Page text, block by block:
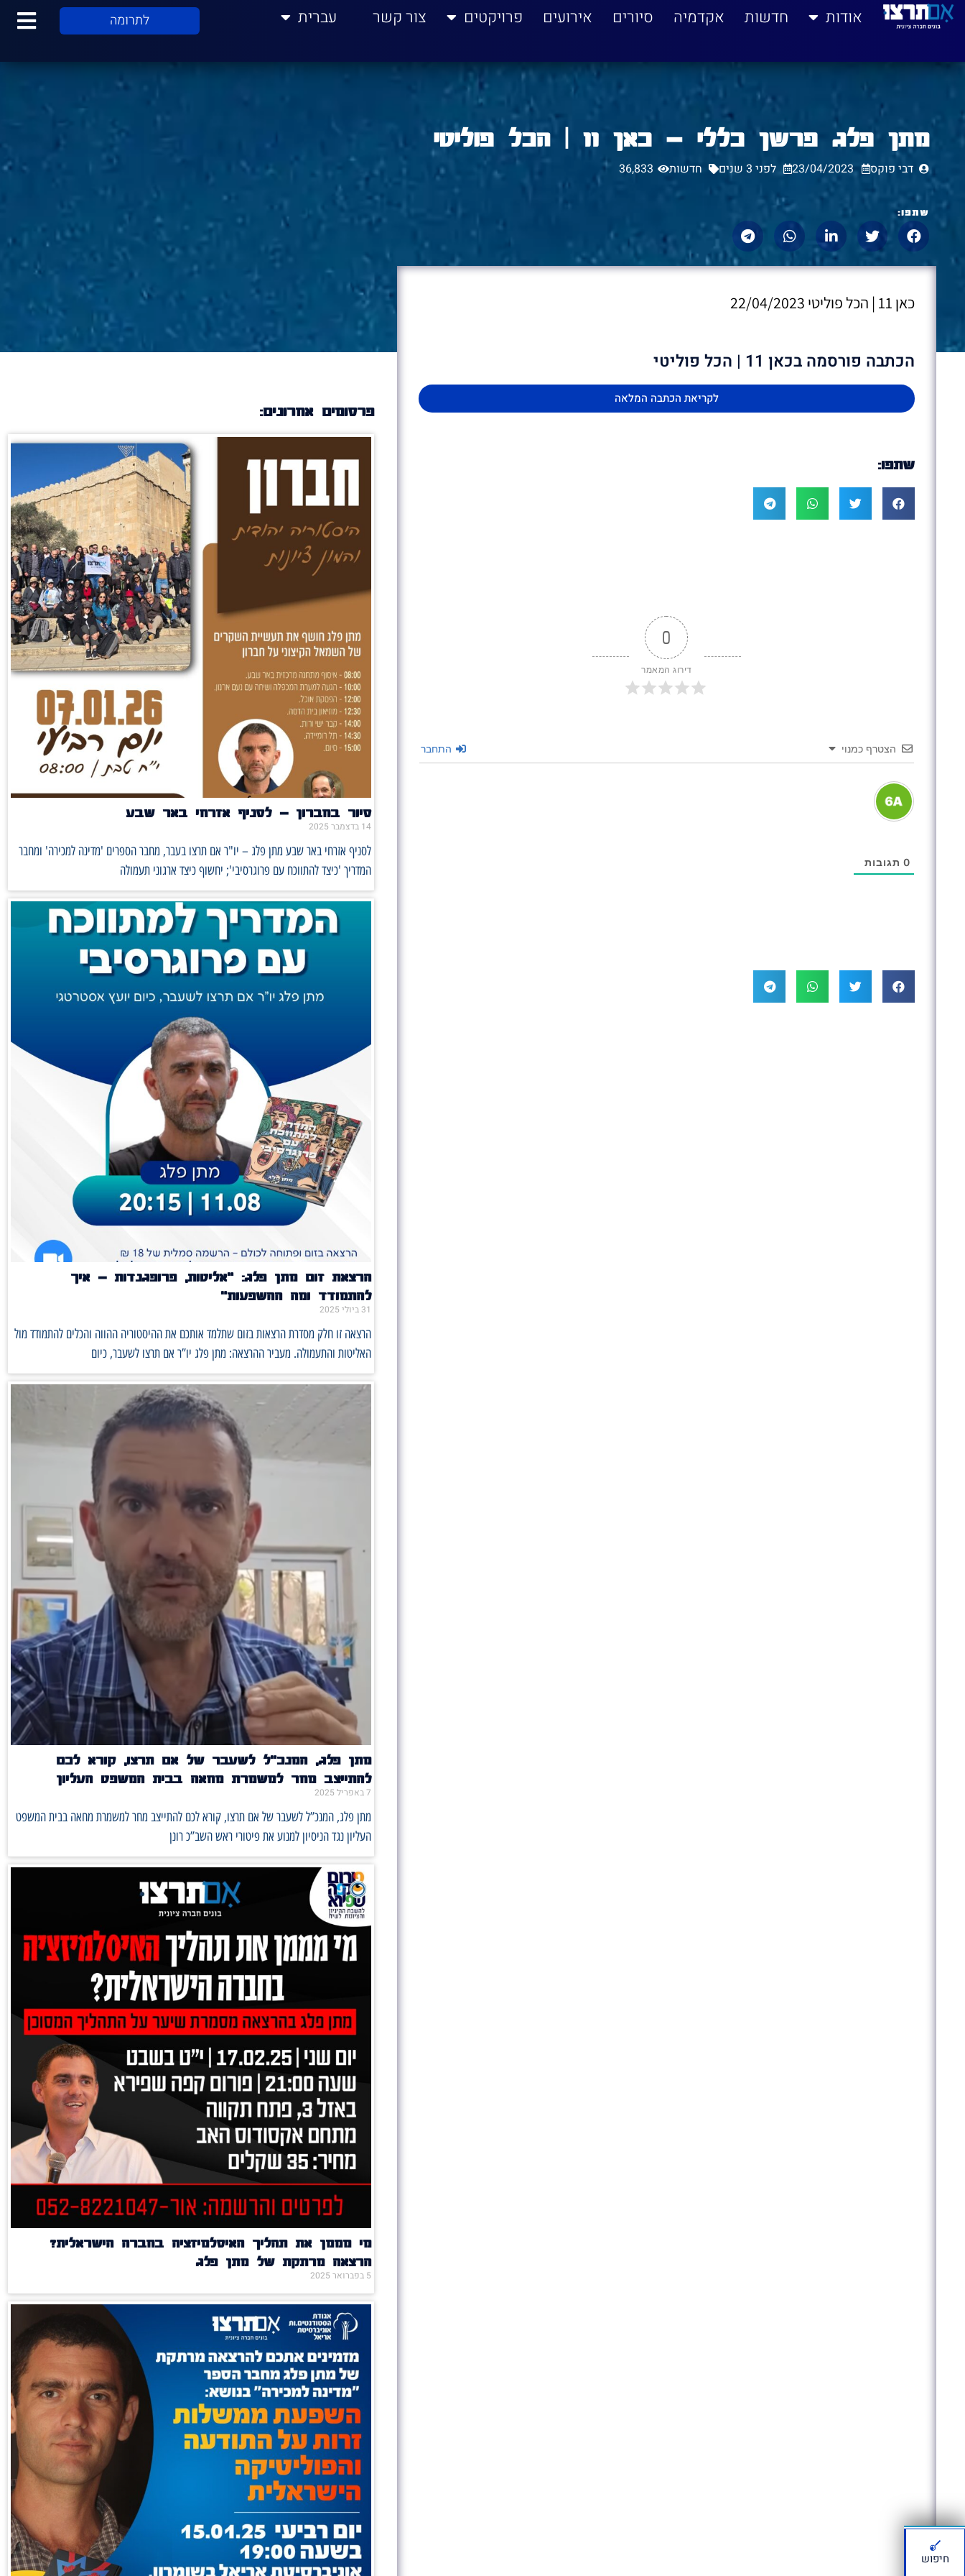
לתוכן אודות חדשות אקדמיה סיורים אירועים פרויקטים צור קשר עברית לתרומה
מתן פלג פרשן כללי – כאן 11 | הכל פוליטי
דבי פוקס 23/04/2023 לפני 3 שנים חדשות 36,833
שתפו:
כאן 11 | הכל פוליטי 22/04/2023
הכתבה פורסמה בכאן 11 | הכל פוליטי
לקריאת הכתבה המלאה
שתפו:
0
דירוג המאמר
הצטרף כמנוי התחבר
0 תגובות
פרסומים אחרונים:
סיור בחברון – לסניף אזרחי באר שבע
14 בדצמבר 2025
לסניף אזרחי באר שבע מתן פלג – יו"ר אם תרצו בעבר, מחבר הספרים 'מדינה למכירה' ומחבר
המדריך 'כיצד להתווכח עם פרוגרסיבי'; יחשוף כיצד ארגוני תעמולה
הרצאת זום מתן פלג: "אליטות, פרופגנדות – איך
להתמודד ומה ההשפעות"
31 ביולי 2025
הרצאה זו חלק מסדרת הרצאות בזום שתלמד אותכם את ההיסטוריה ההווה והכלים להתמודד מול
האליטות והתעמולה. מעביר ההרצאה: מתן פלג יו”ר אם תרצו לשעבר, כיום
מתן פלג, המנכ”ל לשעבר של אם תרצו, קורא לכם
להתייצב מחר למשמרת מחאה בבית המשפט העליון
7 באפריל 2025
מתן פלג, המנכ”ל לשעבר של אם תרצו, קורא לכם להתייצב מחר למשמרת מחאה בבית המשפט
העליון נגד הניסיון למנוע את פיטורי ראש השב”כ רונן
מי מממן את תהליך האיסלמיזציה בחברה הישראלית?
הרצאה מרתקת של מתן פלג
5 בפברואר 2025
חיפוש